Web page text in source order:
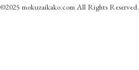
©2025 mokuzaikako.com All Rights Reserved.